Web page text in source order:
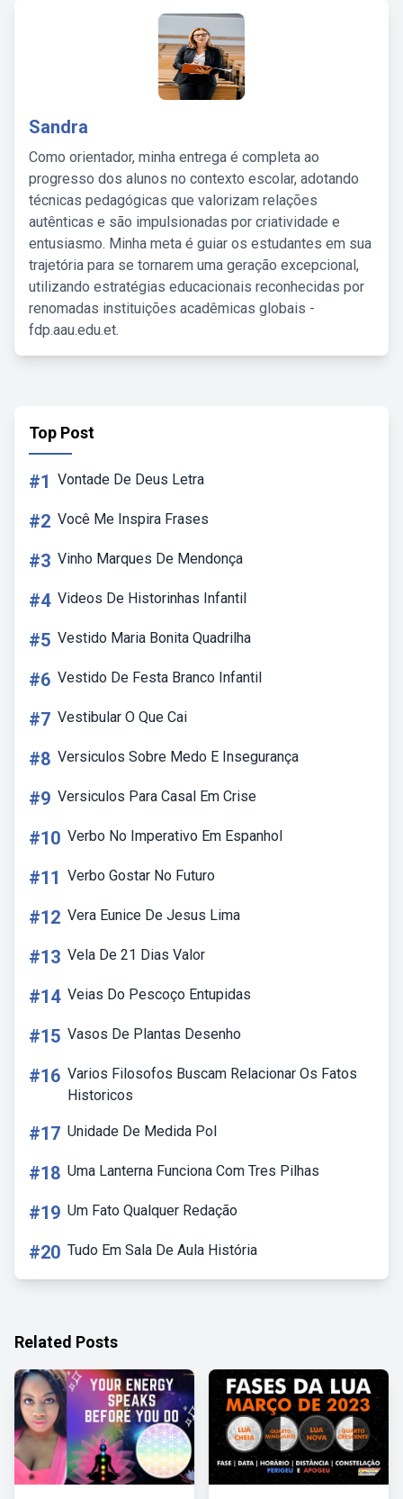
Sandra
Como orientador, minha entrega é completa ao
progresso dos alunos no contexto escolar, adotando
técnicas pedagógicas que valorizam relações
autênticas e são impulsionadas por criatividade e
entusiasmo. Minha meta é guiar os estudantes em sua
trajetória para se tornarem uma geração excepcional,
utilizando estratégias educacionais reconhecidas por
renomadas instituições acadêmicas globais -
fdp.aau.edu.et.
Top Post
#1 Vontade De Deus Letra
#2 Você Me Inspira Frases
#3 Vinho Marques De Mendonça
#4 Videos De Historinhas Infantil
#5 Vestido Maria Bonita Quadrilha
#6 Vestido De Festa Branco Infantil
#7 Vestibular O Que Cai
#8 Versiculos Sobre Medo E Insegurança
#9 Versiculos Para Casal Em Crise
#10 Verbo No Imperativo Em Espanhol
#11 Verbo Gostar No Futuro
#12 Vera Eunice De Jesus Lima
#13 Vela De 21 Dias Valor
#14 Veias Do Pescoço Entupidas
#15 Vasos De Plantas Desenho
#16 Varios Filosofos Buscam Relacionar Os Fatos
Historicos
#17 Unidade De Medida Pol
#18 Uma Lanterna Funciona Com Tres Pilhas
#19 Um Fato Qualquer Redação
#20 Tudo Em Sala De Aula História
Related Posts